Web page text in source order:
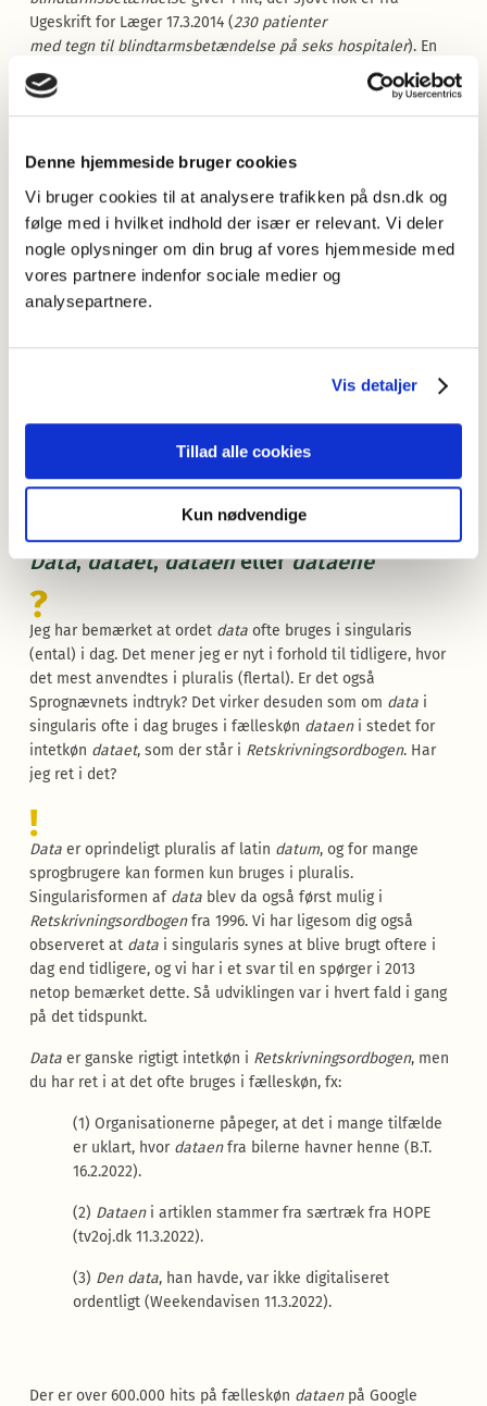
Denne hjemmeside bruger cookies
Vi bruger cookies til at analysere trafikken på dsn.dk og
følge med i hvilket indhold der især er relevant. Vi deler
nogle oplysninger om din brug af vores hjemmeside med
vores partnere indenfor sociale medier og
analysepartnere.
Vis detaljer
Tillad alle cookies
Kun nødvendige
Ugeskrift for Læger 17.3.2014 (230 patienter
med tegn til blindtarmsbetændelse på seks hospitaler). En
søgning på
gav 38 hits.
Også forbindelsener tegn tilgiver flere hits fra lægefaglige
sundhedspolitisktidsskrift.dk 11.2.2022:
covid-19. Det sker på grund af den meget store beskyttende
immunitet i befolkningen, og fordi der er tegn til, at den
tredje vinterbølge bøjer af og foråret er på vej.
Der er dog også eksempler fra andre fagområder, fx dette fra
krise, vi står overfor, men der er tegn til, at vi kan stå overfor
Data,dataet,dataenellerdataene
?
Jeg har bemærket at ordet dataofte bruges i singularis
(ental) i dag. Det mener jeg er nyt i forhold til tidligere, hvor
det mest anvendtes i pluralis (flertal). Er det også
Sprognævnets indtryk? Det virker desuden som om datai
singularis ofte i dag bruges i fælleskøn dataeni stedet for
intetkøn dataet, som der står i Retskrivningsordbogen. Har
jeg ret i det?
!
Data er oprindeligt pluralis af latin datum, og for mange
sprogbrugere kan formen kun bruges i pluralis.
Singularisformen af datablev da også først mulig i
Retskrivningsordbogenfra 1996. Vi har ligesom dig også
observeret at datai singularis synes at blive brugt oftere i
dag end tidligere, og vi har i et svar til en spørger i 2013
netop bemærket dette. Så udviklingen var i hvert fald i gang
på det tidspunkt.
Dataer ganske rigtigt intetkøn i Retskrivningsordbogen, men
du har ret i at det ofte bruges i fælleskøn, fx:
(1) Organisationerne påpeger, at det i mange tilfælde
er uklart, hvor dataenfra bilerne havner henne (B.T.
16.2.2022).
(2) Dataeni artiklen stammer fra særtræk fra HOPE
(tv2oj.dk 11.3.2022).
(3) Den data, han havde, var ikke digitaliseret
ordentligt (Weekendavisen 11.3.2022).
Der er over 600.000 hits på fælleskøn dataenpå Google